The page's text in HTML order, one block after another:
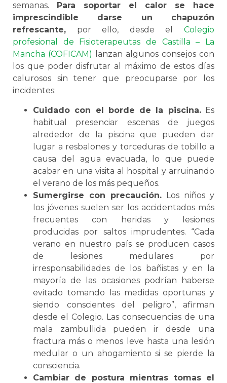
semanas. Para soportar el calor se hace
imprescindible darse un chapuzón
refrescante, por ello, desde el Colegio
profesional de Fisioterapeutas de Castilla – La
Mancha (COFICAM)
lanzan algunos consejos con
los que poder disfrutar al máximo de estos días
calurosos sin tener que preocuparse por los
incidentes:
Cuidado con el borde de la piscina.Es
habitual presenciar escenas de juegos
alrededor de la piscina que pueden dar
lugar a resbalones y torceduras de tobillo a
causa del agua evacuada, lo que puede
acabar en una visita al hospital y arruinando
el verano de los más pequeños.
Sumergirse con precaución. Los niños y
los jóvenes suelen ser los accidentados más
frecuentes con heridas y lesiones
producidas por saltos imprudentes. “Cada
verano en nuestro país se producen casos
de lesiones medulares por
irresponsabilidades de los bañistas y en la
mayoría de las ocasiones podrían haberse
evitado tomando las medidas oportunas y
siendo conscientes del peligro”, afirman
desde el Colegio. Las consecuencias de una
mala zambullida pueden ir desde una
fractura más o menos leve hasta una lesión
medular o un ahogamiento si se pierde la
consciencia.
Cambiar de postura mientras tomas el